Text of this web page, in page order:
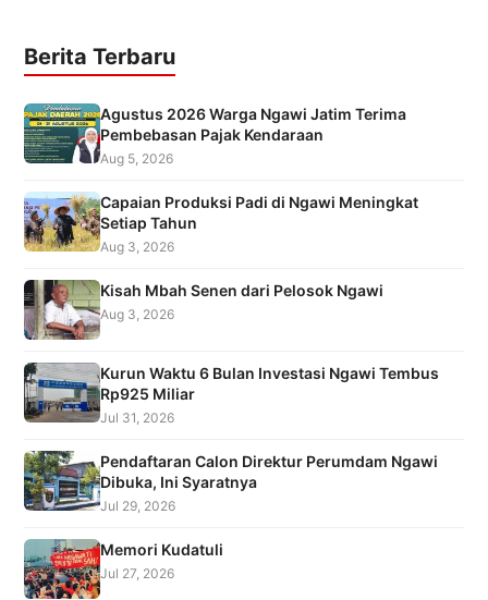
Berita Terbaru
Agustus 2026 Warga Ngawi Jatim Terima
Pembebasan Pajak Kendaraan
Aug 5, 2026
Capaian Produksi Padi di Ngawi Meningkat
Setiap Tahun
Aug 3, 2026
Kisah Mbah Senen dari Pelosok Ngawi
Aug 3, 2026
Kurun Waktu 6 Bulan Investasi Ngawi Tembus
Rp925 Miliar
Jul 31, 2026
Pendaftaran Calon Direktur Perumdam Ngawi
Dibuka, Ini Syaratnya
Jul 29, 2026
Memori Kudatuli
Jul 27, 2026